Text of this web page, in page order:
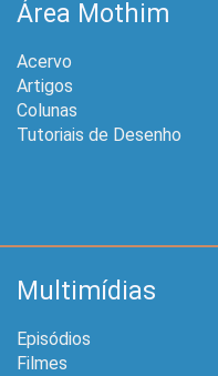
Área Mothim
Acervo
Artigos
Colunas
Tutoriais de Desenho
Multimídias
Episódios
Filmes